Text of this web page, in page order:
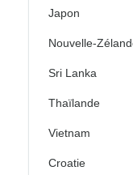
Japon
Nouvelle-
Sri Lanka
Thaïlande
Vietnam
Croatie